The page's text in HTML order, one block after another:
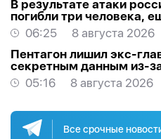
В результате атаки
погибли три человека,
06:25
8 августа 2026
Пентагон лишил экс-
секретным данным из-
05:16
8 августа 2026
Все срочные